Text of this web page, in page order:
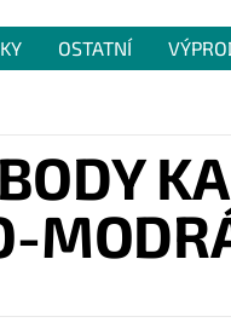
OSTATNÍ